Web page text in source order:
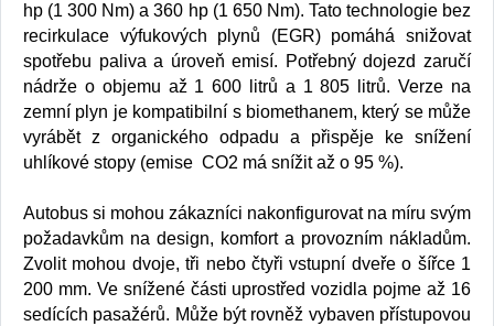
hp (1 300 Nm) a 360 hp (1 650 Nm). Tato technologie bez
recirkulace výfukových plynů (EGR) pomáhá snižovat
spotřebu paliva a úroveň emisí. Potřebný dojezd zaručí
nádrže o objemu až 1 600 litrů a 1 805 litrů. Verze na
zemní plyn je kompatibilní s biomethanem, který se může
vyrábět z organického odpadu a přispěje ke snížení
uhlíkové stopy (emise CO2 má snížit až o 95 %).
Autobus si mohou zákazníci nakonfigurovat na míru svým
požadavkům na design, komfort a provozním nákladům.
Zvolit mohou dvoje, tři nebo čtyři vstupní dveře o šířce 1
200 mm. Ve snížené části uprostřed vozidla pojme až 16
sedících pasažérů. Může být rovněž vybaven přístupovou